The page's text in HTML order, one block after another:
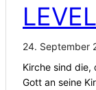
LEVEL
24. September
Kirche sind die,
Gott an seine